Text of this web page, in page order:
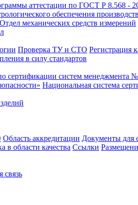
аттестации по ГОСТ Р 8.568 -
обеспечения
Отдел механических средств измерений
Проверка ТУ и СТО Регистрация
в силу стандартов
сертификации систем менеджмента
Национальная система
Область аккредитации Документы для
в области качества Ссылки
связь